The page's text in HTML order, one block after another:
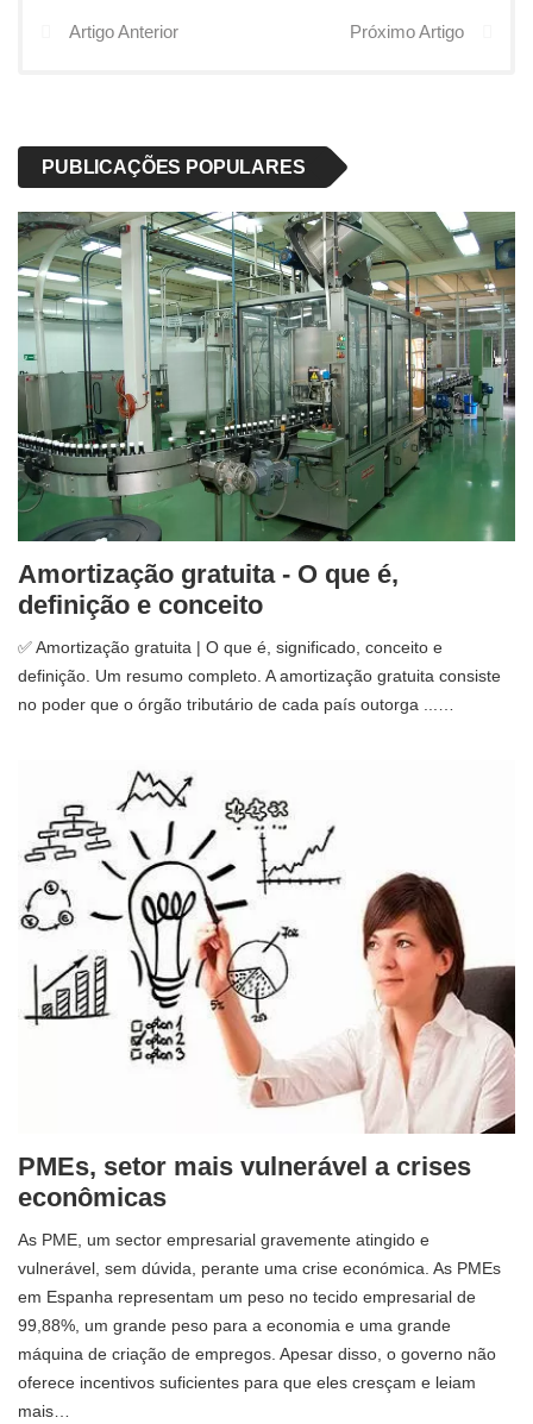
Artigo Anterior Próximo Artigo
PUBLICAÇÕES POPULARES
Amortização gratuita - O que é,
definição e conceito
✅ Amortização gratuita | O que é, significado, conceito e
definição. Um resumo completo. A amortização gratuita consiste
no poder que o órgão tributário de cada país outorga ...…
PMEs, setor mais vulnerável a crises
econômicas
As PME, um sector empresarial gravemente atingido e
vulnerável, sem dúvida, perante uma crise económica. As PMEs
em Espanha representam um peso no tecido empresarial de
99,88%, um grande peso para a economia e uma grande
máquina de criação de empregos. Apesar disso, o governo não
oferece incentivos suficientes para que eles cresçam e leiam
mais…